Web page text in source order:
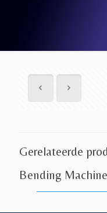
Gerelateerde
Bending Machine